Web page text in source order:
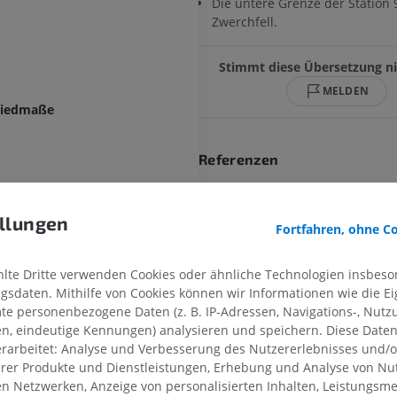
Lymphknoten
Zwerchfell.
Stimmt diese Übersetzung
MELDEN
Referenzen
IASLC lymph node maphttps://
Cancer (IASLC) Lymph Node Map:
and Thomas W. Rice RadioGraphics
16801691
Galerie
GLIEDMASSE
MRT der oberen Extremität
MRT
PREMIUM
UNTERE GLIEDMASSE
Untere
Abbildungen
PREMIUM
Fortfahren, ohne
Dritte verwenden Cookies oder ähnliche Technologien
Mithilfe von Cookies können wir Informationen wie die
personenbezogene Daten (z. B. IP-Adressen, Navigations-,
eindeutige Kennungen) analysieren und speichern. Diese
Analyse und Verbesserung des Nutzererlebnisses und/
Produkte und Dienstleistungen, Erhebung und Analyse von
Netzwerken, Anzeige von personalisierten Inhalten,